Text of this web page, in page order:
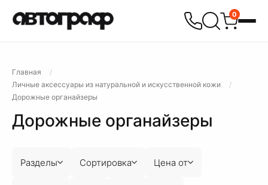
0
Главная
Личные аксессуары из натуральной и искусственной кожи
Дорожные органайзеры
Дорожные органайзеры
Разделы Сортировка Цена от